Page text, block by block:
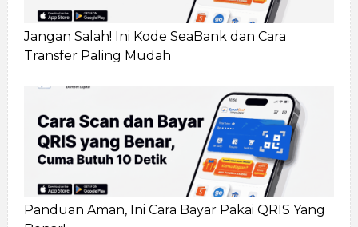
Jangan Salah! Ini Kode SeaBank dan Cara
Transfer Paling Mudah
Panduan Aman, Ini Cara Bayar Pakai QRIS Yang